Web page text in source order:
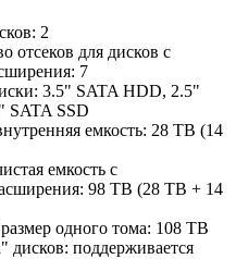
2
отсеков для дисков с
7
3.5" SATA HDD, 2.5"
SATA SSD
емкость: 28 TB (14
емкость с
98 TB (28 TB + 14
одного тома: 108 TB
дисков: поддерживается